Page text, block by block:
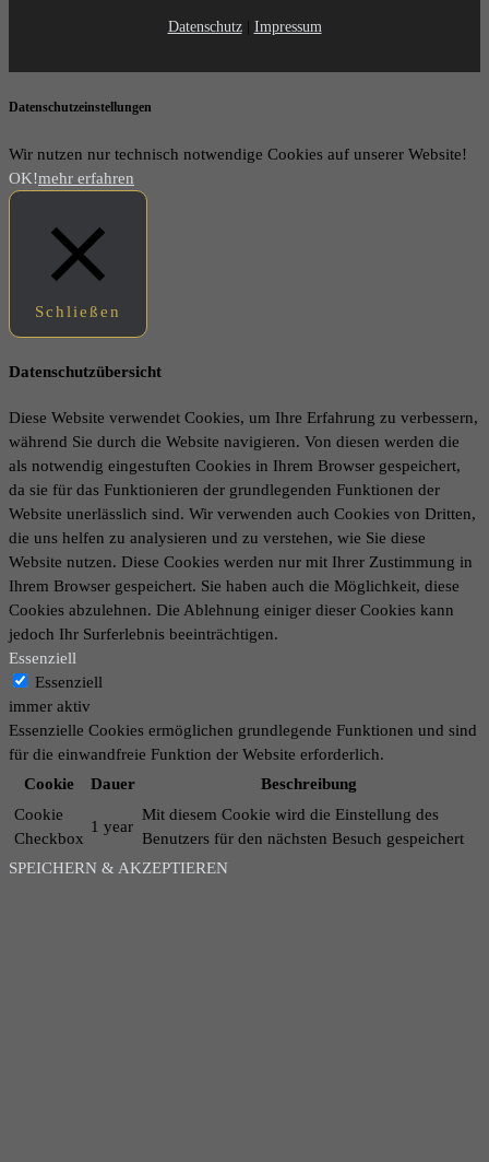
Datenschutz| Impressum
Datenschutzeinstellungen
Wir nutzen nur technisch notwendige Cookies auf unserer Website!
OK!mehr erfahren
Schließen
Datenschutzübersicht
Diese Website verwendet Cookies, um Ihre Erfahrung zu verbessern,
während Sie durch die Website navigieren. Von diesen werden die
als notwendig eingestuften Cookies in Ihrem Browser gespeichert,
da sie für das Funktionieren der grundlegenden Funktionen der
Website unerlässlich sind. Wir verwenden auch Cookies von Dritten,
die uns helfen zu analysieren und zu verstehen, wie Sie diese
Website nutzen. Diese Cookies werden nur mit Ihrer Zustimmung in
Ihrem Browser gespeichert. Sie haben auch die Möglichkeit, diese
Cookies abzulehnen. Die Ablehnung einiger dieser Cookies kann
jedoch Ihr Surferlebnis beeinträchtigen.
Essenziell
Essenziell
immer aktiv
Essenzielle Cookies ermöglichen grundlegende Funktionen und sind
für die einwandfreie Funktion der Website erforderlich.
Cookie
Dauer
Beschreibung
Cookie
Checkbox
1 year
Mit diesem Cookie wird die Einstellung des
Benutzers für den nächsten Besuch gespeichert
SPEICHERN & AKZEPTIEREN